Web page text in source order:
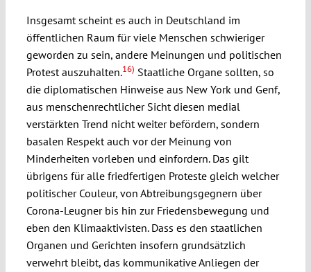
Insgesamt scheint es auch in Deutschland im
öffentlichen Raum für viele Menschen schwieriger
geworden zu sein, andere Meinungen und politischen
Protest auszuhalten.16) Staatliche Organe sollten, so
die diplomatischen Hinweise aus New York und Genf,
aus menschenrechtlicher Sicht diesen medial
verstärkten Trend nicht weiter befördern, sondern
basalen Respekt auch vor der Meinung von
Minderheiten vorleben und einfordern. Das gilt
übrigens für alle friedfertigen Proteste gleich welcher
politischer Couleur, von Abtreibungsgegnern über
Corona-Leugner bis hin zur Friedensbewegung und
eben den Klimaaktivisten. Dass es den staatlichen
Organen und Gerichten insofern grundsätzlich
verwehrt bleibt, das kommunikative Anliegen der